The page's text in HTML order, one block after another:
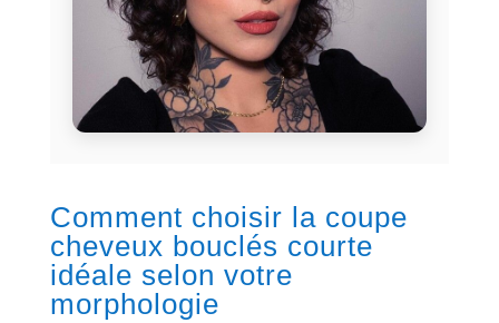
Comment choisir la coupe
cheveux bouclés courte
idéale selon votre
morphologie